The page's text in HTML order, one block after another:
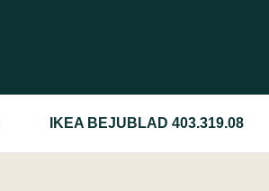
IKEA BEJUBLAD 403.319.08